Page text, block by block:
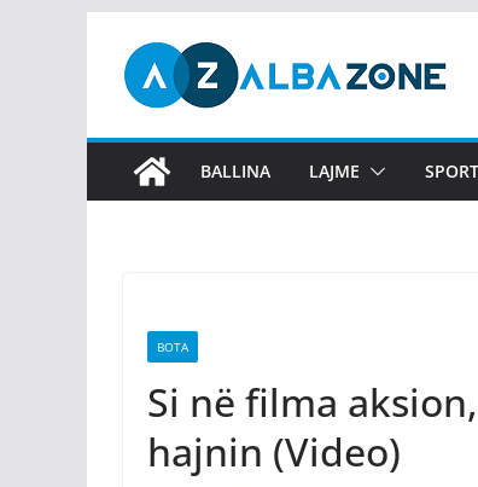
content
BALLINA LAJME SPORT
BOTA
Si në filma
hajnin (Video)